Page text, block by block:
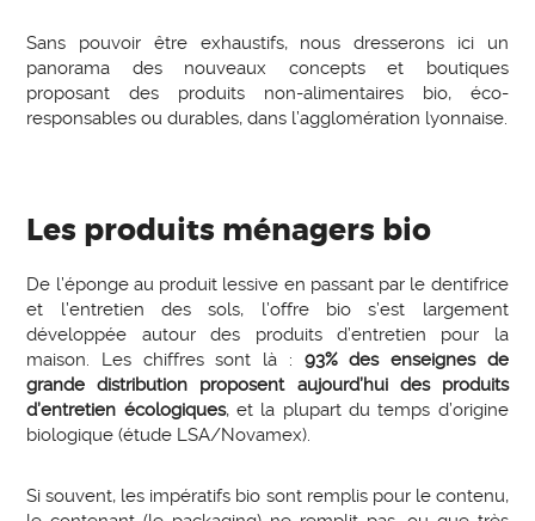
Sans pouvoir être exhaustifs, nous dresserons ici un
panorama des nouveaux concepts et boutiques
proposant des produits non-alimentaires bio, éco-
responsables ou durables, dans l’agglomération lyonnaise.
Les produits ménagers bio
De l’éponge au produit lessive en passant par le dentifrice
et l’entretien des sols, l’offre bio s’est largement
développée autour des produits d’entretien pour la
maison. Les chiffres sont là : 93% des enseignes de
grande distribution proposent aujourd’hui des produits
d’entretien écologiques, et la plupart du temps d’origine
biologique (étude LSA/Novamex).
Si souvent, les impératifs bio sont remplis pour le contenu,